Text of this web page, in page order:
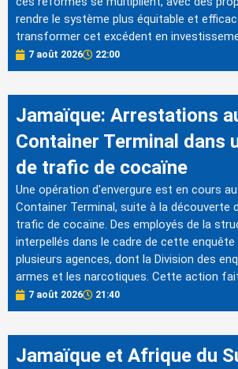
rendre le système plus équitable et
transformer cet excédent en
7 août 2026 22:00
Jamaïque: Arrestations
Container Terminal dans
de trafic de cocaïne
Une opération d'envergure est en cours
Container Terminal, suite à la découverte
trafic de cocaïne. Des employés de la
interpellés dans le cadre de cette enquête
plusieurs agences, dont la Division des
armes et les narcotiques. Cette action
7 août 2026 21:40
Jamaïque et Afrique du